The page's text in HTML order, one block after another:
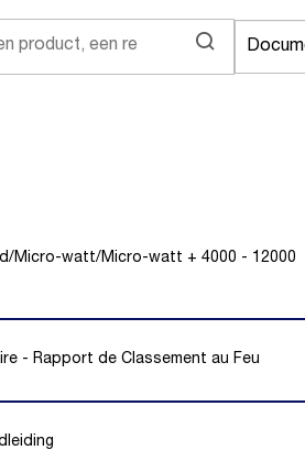
Micro-watt/Micro-watt + 4000 - 12000
- Rapport de Classement au Feu